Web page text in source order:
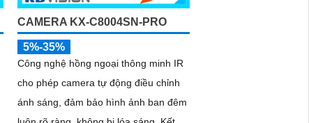
CAMERA KX-C8004SN-PRO
5%-35%
Công nghệ hồng ngoại thông minh IR
cho phép camera tự động điều chỉnh
ánh sáng, đảm bảo hình ảnh ban đêm